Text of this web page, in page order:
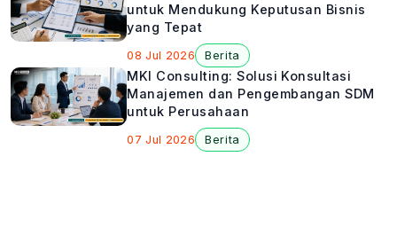
untuk Mendukung Keputusan Bisnis
yang Tepat
08 Jul 2026 Berita
MKI Consulting: Solusi Konsultasi
Manajemen dan Pengembangan SDM
untuk Perusahaan
07 Jul 2026 Berita